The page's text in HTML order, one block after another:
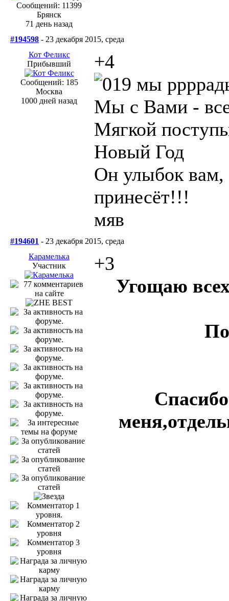
Сообщений: 11399
Брянск
71 день назад
#194598 - 23 декабря 2015, среда
Кот Феликс
Прибывший
Сообщений: 185
Москва
1000 дней назад
+4
мы
Мы с Вами -
Мягкой
Новый Год
Он улыбок вам,
принесёт!!!
мяв
#194601 - 23 декабря 2015, среда
Карамелька
Участник
+3
Угощаю